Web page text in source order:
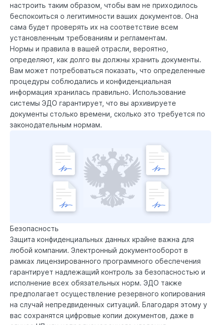
настроить таким образом, чтобы вам не приходилось
беспокоиться о легитимности ваших документов. Она
сама будет проверять их на соответствие всем
установленным требованиям и регламентам.
Нормы и правила в вашей отрасли, вероятно,
определяют, как долго вы должны хранить документы.
Вам может потребоваться показать, что определенные
процедуры соблюдались и конфиденциальная
информация хранилась правильно. Использование
системы ЭДО гарантирует, что вы архивируете
документы столько времени, сколько это требуется по
законодательным нормам.
Безопасность
Защита конфиденциальных данных крайне важна для
любой компании. Электронный документооборот в
рамках лицензированного программного обеспечения
гарантирует надлежащий контроль за безопасностью и
исполнение всех обязательных норм. ЭДО также
предполагает осуществление резервного копирования
на случай непредвиденных ситуаций. Благодаря этому у
вас сохранятся цифровые копии документов, даже в